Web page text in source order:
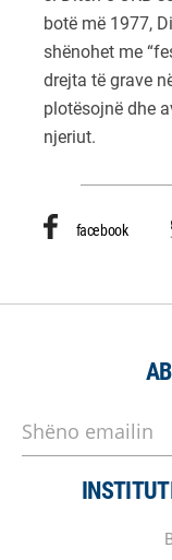
botë më 1977,
shënohet me
drejta të grave
plotësojnë dhe
njeriut.
facebook
Shëno emailin